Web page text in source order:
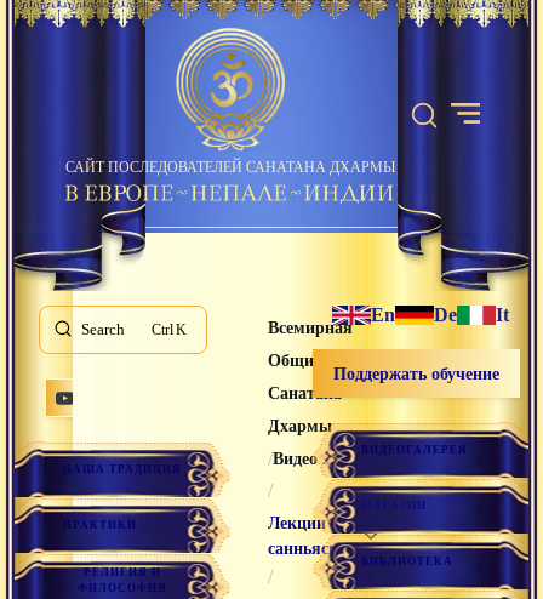
САЙТ ПОСЛЕДОВАТЕЛЕЙ САНАТАНА ДХАРМЫ
Search K
НАША ТРАДИЦИЯ
ПРАКТИКИ
РЕЛИГИЯ И
ФИЛОСОФИЯ
Всемирная
Община
Санатана
Дхармы
/Видео лекции
/
Лекции
санньяси
/
En De It
Поддержать обучение
ВИДЕОГАЛЕРЕЯ
МАГАЗИН
БИБЛИОТЕКА